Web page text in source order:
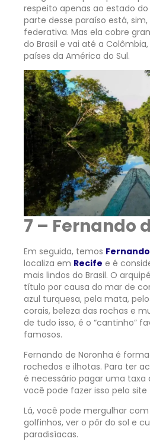
respeito apenas ao estado
parte desse paraíso está,
federativa. Mas ela cobre
do Brasil e vai até a
países da América do Sul.
7 – Fernando
Em seguida, temos
localiza em Recife e é
mais lindos do Brasil. O
título por causa do mar de
azul turquesa, pela mata,
corais, beleza das rochas e
de tudo isso, é o “cantinho”
famosos.
Fernando de Noronha é
rochedos e ilhotas. Para ter
é necessário pagar uma taxa
você pode fazer isso pelo
Lá, você pode mergulhar
golfinhos, ver o pôr do sol e
paradisíacas.